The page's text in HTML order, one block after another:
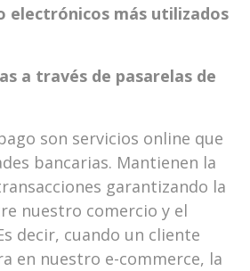
electrónicos más utilizados
a través de pasarelas de
son servicios online que
bancarias. Mantienen la
garantizando la
nuestro comercio y el
decir, cuando un cliente
en nuestro e-commerce, la